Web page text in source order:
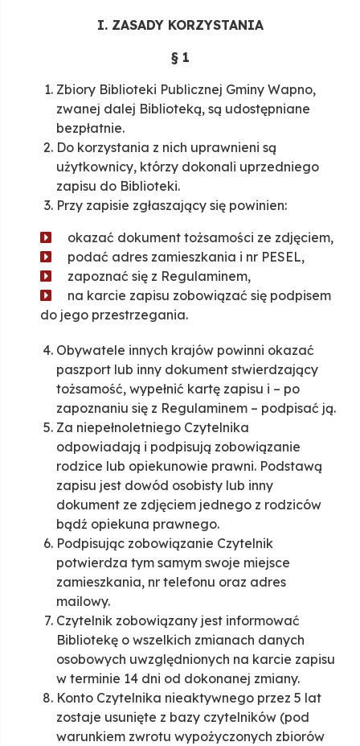
I. ZASADY KORZYSTANIA
§ 1
Zbiory Biblioteki Publicznej Gminy Wapno,
zwanej dalej Biblioteką, są udostępniane
bezpłatnie.
Do korzystania z nich uprawnieni są
użytkownicy, którzy dokonali uprzedniego
zapisu do Biblioteki.
Przy zapisie zgłaszający się powinien:
okazać dokument tożsamości ze zdjęciem,
podać adres zamieszkania i nr PESEL,
zapoznać się z Regulaminem,
na karcie zapisu zobowiązać się podpisem
do jego przestrzegania.
Obywatele innych krajów powinni okazać
paszport lub inny dokument stwierdzający
tożsamość, wypełnić kartę zapisu i – po
zapoznaniu się z Regulaminem – podpisać ją.
Za niepełnoletniego Czytelnika
odpowiadają i podpisują zobowiązanie
rodzice lub opiekunowie prawni. Podstawą
zapisu jest dowód osobisty lub inny
dokument ze zdjęciem jednego z rodziców
bądź opiekuna prawnego.
Podpisując zobowiązanie Czytelnik
potwierdza tym samym swoje miejsce
zamieszkania, nr telefonu oraz adres
mailowy.
Czytelnik zobowiązany jest informować
Bibliotekę o wszelkich zmianach danych
osobowych uwzględnionych na karcie zapisu
w terminie 14 dni od dokonanej zmiany.
Konto Czytelnika nieaktywnego przez 5 lat
zostaje usunięte z bazy czytelników (pod
warunkiem zwrotu wypożyczonych zbiorów